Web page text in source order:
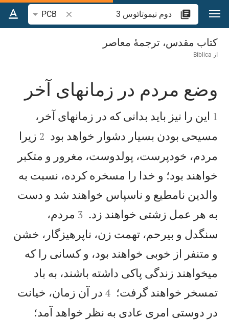
پرش به محتوا
جستجوی آیه یا
PCB
دوم تيموتائوس 3
کتاب مقدس، ترجمۀ معاصر
از Biblica

وضع مردم در زمانهای آخر

1 اين را نيز بايد بدانی كه در زمانهای آخر،
مسيحی بودن بسيار دشوار خواهد بود 

2 زيرا
مردم، خودپرست، پولدوست، مغرور و متكبر
خواهند بود؛ و خدا را مسخره كرده، نسبت به
والدين نامطيع و ناسپاس خواهند شد و دست
به هر عمل زشتی خواهند زد. 

3 مردم،
سنگدل و بیرحم، تهمت زن، ناپرهيزگار، خشن
و متنفر از خوبی خواهند بود، و كسانی را كه
میخواهند زندگی پاكی داشته باشند، به باد
تمسخر خواهند گرفت؛ 

4 در آن زمان، خيانت
در دوستی امری عادی به نظر خواهد آمد؛